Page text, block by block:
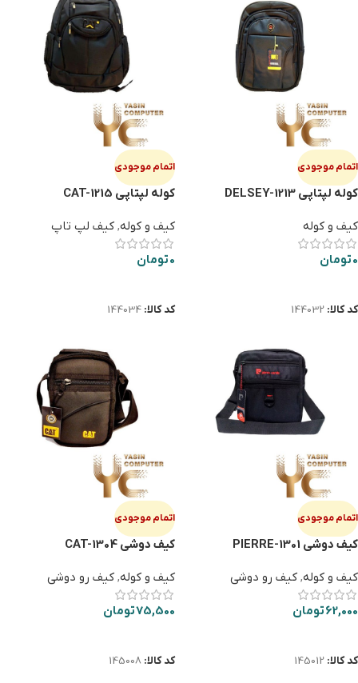
اتمام موجودی
کوله لپتاپی DELSEY-1213
کیف و کوله
0تومان
کد کالا: 144032
اتمام موجودی
کوله لپتاپی CAT-1215
کیف و کوله, کیف لپ تاپ
0تومان
کد کالا: 144034
اتمام موجودی
کیف دوشی PIERRE-1301
کیف و کوله, کیف رو دوشی
62,000تومان
کد کالا: 145012
اتمام موجودی
کیف دوشی CAT-1304
کیف و کوله, کیف رو دوشی
75,500تومان
کد کالا: 145008